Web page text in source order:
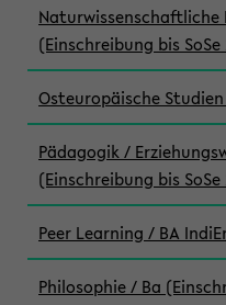
(Einschreibung bis
Osteuropäische
Pädagogik /
(Einschreibung bis SoSe
Peer Learning / BA
Philosophie / Ba